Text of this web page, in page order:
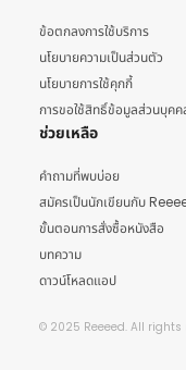
ข้อตกลงการใช้บริการ
นโยบายความเป็นส่วนตัว
นโยบายการใช้คุกกี้
การขอใช้สิทธิ์ข้อมูลส่วนบุคค
ช่วยเหลือ
คำถามที่พบบ่อย
สมัครเป็นนักเขียนกับ
ขั้นตอนการสั่งซื้อหนังสือ
บทความ
ดาวน์โหลดแอป
© 2025 Reeeed. All rights